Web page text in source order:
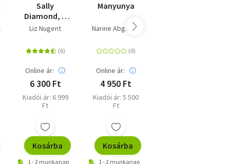
Sally
Diamond, a
furcsa lány
Liz Nugent
Online ár:
6 300 Ft
Kiadói ár: 6 999
Ft
Kosárba
1 - 2 munkanap
Manyunya
Narine Abgarjan
Online ár:
4 950 Ft
Kiadói ár: 5 500
Ft
Kosárba
1 - 2 munkanap